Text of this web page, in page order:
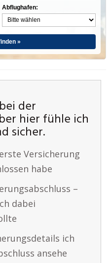
Abflughafen:
»
der
hier fühle ich
sicher.
Versicherung
habe
–
dabei
ich
ansehe